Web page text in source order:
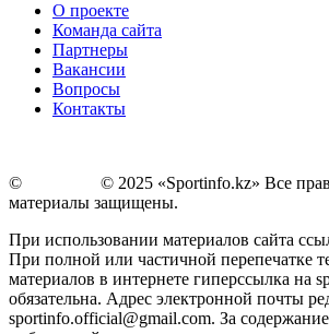
О проекте
Команда сайта
Партнеры
Вакансии
Вопросы
Контакты
©
© 2025 «Sportinfo.kz» Все
материалы защищены.
При использовании материалов сайта
При полной или частичной перепечатке
материалов в интернете гиперссылка на
обязательна. Адрес электронной почты
sportinfo.official@gmail.com. За